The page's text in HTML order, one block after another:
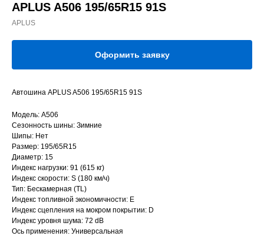
APLUS A506 195/65R15 91S
APLUS
Оформить заявку
Автошина APLUS A506 195/65R15 91S
Модель: A506
Сезонность шины: Зимние
Шипы: Нет
Размер: 195/65R15
Диаметр: 15
Индекс нагрузки: 91 (615 кг)
Индекс скорости: S (180 км/ч)
Тип: Бескамерная (TL)
Индекс топливной экономичности: E
Индекс сцепления на мокром покрытии: D
Индекс уровня шума: 72 dB
Ось применения: Универсальная